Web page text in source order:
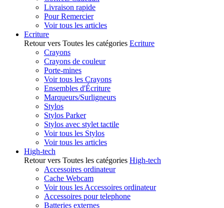
Livraison rapide
Pour Remercier
Voir tous les articles
Ecriture
Retour vers Toutes les catégories Ecriture
Crayons
Crayons de couleur
Porte-mines
Voir tous les Crayons
Ensembles d'Écriture
Marqueurs/Surligneurs
Stylos
Stylos Parker
Stylos avec stylet tactile
Voir tous les Stylos
Voir tous les articles
High-tech
Retour vers Toutes les catégories High-tech
Accessoires ordinateur
Cache Webcam
Voir tous les Accessoires ordinateur
Accessoires pour telephone
Batteries externes